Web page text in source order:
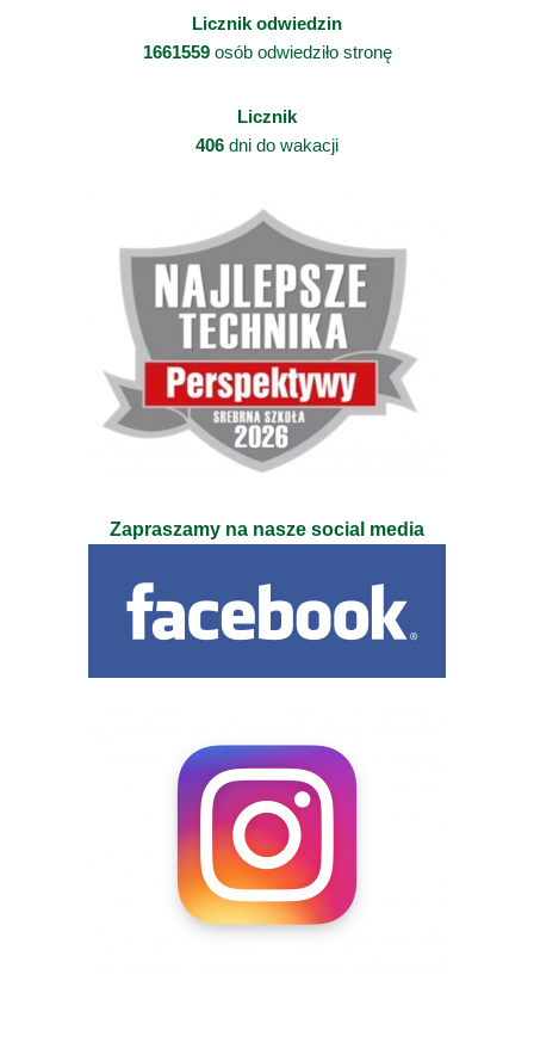
Licznik odwiedzin
1661559osób odwiedziło stronę
Licznik
406 dni do wakacji
Zapraszamy na nasze social media